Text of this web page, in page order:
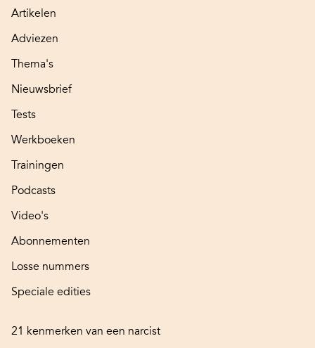
Artikelen
Adviezen
Thema's
Nieuwsbrief
Tests
Werkboeken
Trainingen
Podcasts
Video's
Abonnementen
Losse nummers
Speciale edities
21 kenmerken van een narcist